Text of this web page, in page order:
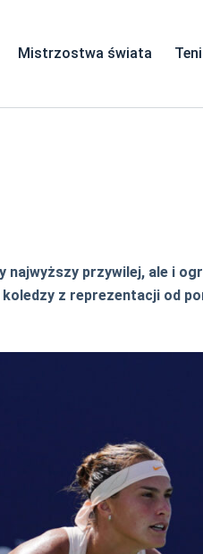
Mistrzostwa świata
przywilej, ale i
z reprezentacji od